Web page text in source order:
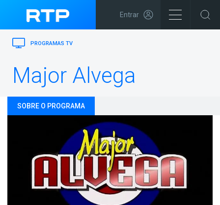
Entrar
PROGRAMAS TV
Major Alvega
SOBRE O PROGRAMA